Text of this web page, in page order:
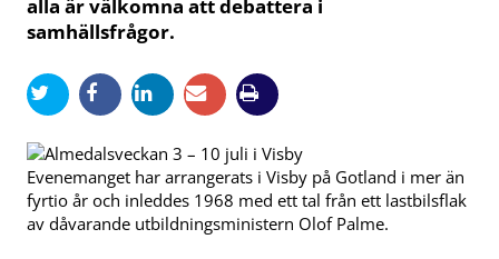
alla är välkomna att debattera i
samhällsfrågor.
Evenemanget har arrangerats i Visby på Gotland i mer än
fyrtio år och inleddes 1968 med ett tal från ett lastbilsflak
av dåvarande utbildningsministern Olof Palme.